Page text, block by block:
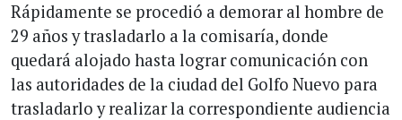
Rápidamente se procedió a demorar al hombre de
29 años y trasladarlo a la comisaría, donde
quedará alojado hasta lograr comunicación con
las autoridades de la ciudad del Golfo Nuevo para
trasladarlo y realizar la correspondiente audiencia